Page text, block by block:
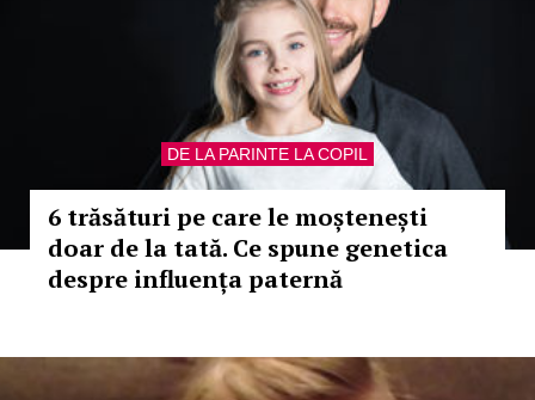
DE LA PARINTE LA COPIL
6 trăsături pe care le moștenești
doar de la tată. Ce spune genetica
despre influența paternă